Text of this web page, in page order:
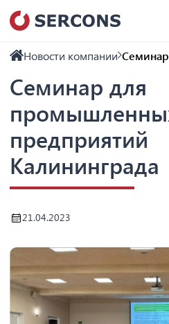
Новости компании
Семинар для
предприятий
Калининграда
21.04.2023